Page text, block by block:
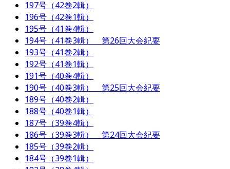
197号（42巻2輯）
196号（42巻1輯）
195号（41巻4輯）
194号（41巻3輯） 第26回大会紀要
193号（41巻2輯）
192号（41巻1輯）
191号（40巻4輯）
190号（40巻3輯） 第25回大会紀要
189号（40巻2輯）
188号（40巻1輯）
187号（39巻4輯）
186号（39巻3輯） 第24回大会紀要
185号（39巻2輯）
184号（39巻1輯）